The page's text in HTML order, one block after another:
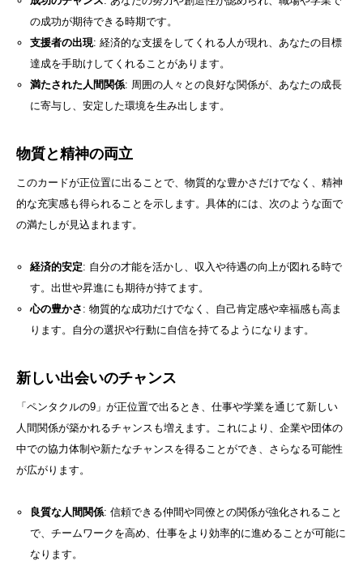
の成功が期待できる時期です。
支援者の出現: 経済的な支援をしてくれる人が現れ、あなたの目標
達成を手助けしてくれることがあります。
満たされた人間関係: 周囲の人々との良好な関係が、あなたの成長
に寄与し、安定した環境を生み出します。
物質と精神の両立
このカードが正位置に出ることで、物質的な豊かさだけでなく、精神
的な充実感も得られることを示します。具体的には、次のような面で
の満たしが見込まれます。
経済的安定: 自分の才能を活かし、収入や待遇の向上が図れる時で
す。出世や昇進にも期待が持てます。
心の豊かさ : 物質的な成功だけでなく、自己肯定感や幸福感も高ま
ります。自分の選択や行動に自信を持てるようになります。
新しい出会いのチャンス
「ペンタクルの9」が正位置で出るとき、仕事や学業を通じて新しい
人間関係が築かれるチャンスも増えます。これにより、企業や団体の
中での協力体制や新たなチャンスを得ることができ、さらなる可能性
が広がります。
良質な人間関係: 信頼できる仲間や同僚との関係が強化されること
で、チームワークを高め、仕事をより効率的に進めることが可能に
なります。